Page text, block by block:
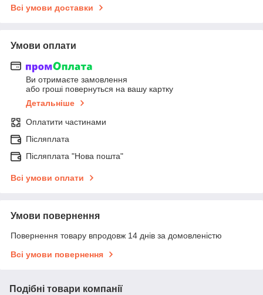
Всі умови доставки
Умови оплати
Ви отримаєте замовлення
або гроші повернуться на вашу картку
Детальніше
Оплатити частинами
Післяплата
Післяплата "Нова пошта"
Всі умови оплати
Умови повернення
Повернення товару впродовж 14 днів за домовленістю
Всі умови повернення
Подібні товари компанії